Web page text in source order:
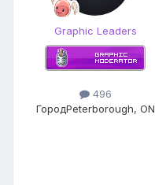
Graphic Leaders
496
ГородPeterborough, ON